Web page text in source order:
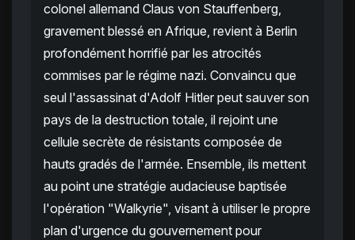
colonel allemand Claus von Stauffenberg,
gravement blessé en Afrique, revient à Berlin
profondément horrifié par les atrocités
commises par le régime nazi. Convaincu que
seul l'assassinat d'Adolf Hitler peut sauver son
pays de la destruction totale, il rejoint une
cellule secrète de résistants composée de
hauts gradés de l'armée. Ensemble, ils mettent
au point une stratégie audacieuse baptisée
l'opération "Walkyrie", visant à utiliser le propre
plan d'urgence du gouvernement pour